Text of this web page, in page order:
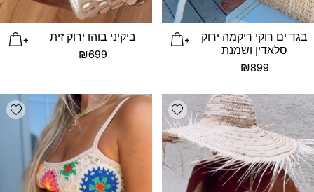
בגד ים רוקי ריקמה ירוק
סלאדין ושמנת
₪899
ביקיני בוהו ירוק זית
₪699
Add wishlist